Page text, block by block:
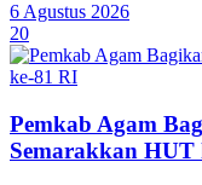
6 Agustus 2026
20
Pemkab Agam
Semarakkan HUT